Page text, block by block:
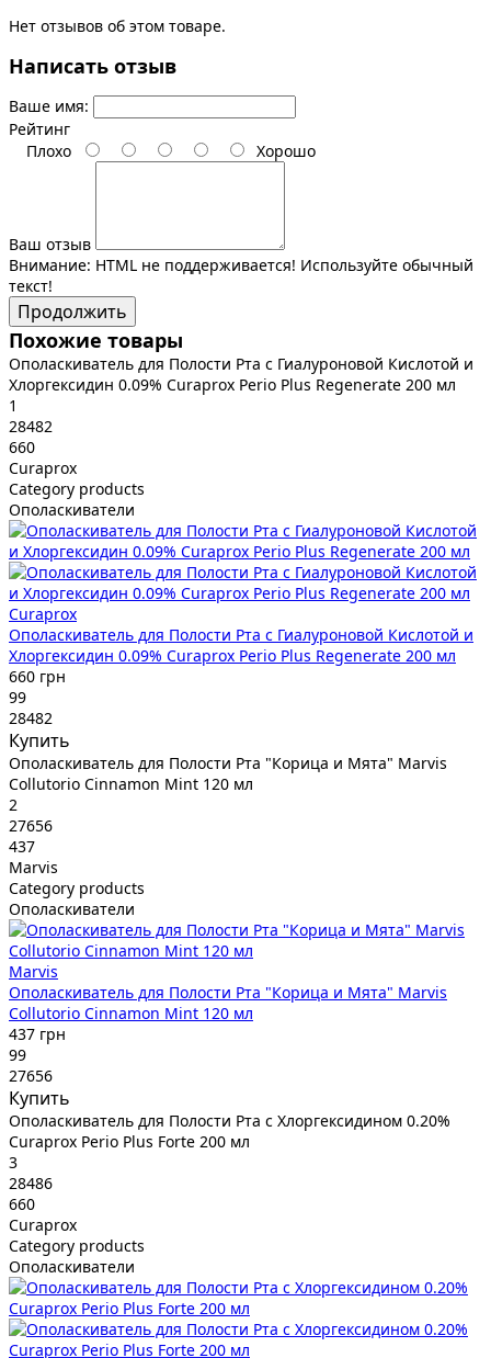
Нет отзывов об этом товаре.
Написать отзыв
Ваше имя:
Рейтинг
Плохо
Хорошо
Ваш отзыв
Внимание: HTML не поддерживается! Используйте обычный
текст!
Продолжить
Похожие товары
Ополаскиватель для Полости Рта с Гиалуроновой Кислотой и
Хлоргексидин 0.09% Curaprox Perio Plus Regenerate 200 мл
1
28482
660
Curaprox
Category products
Ополаскиватели
Curaprox
Ополаскиватель для Полости Рта с Гиалуроновой Кислотой и
Хлоргексидин 0.09% Curaprox Perio Plus Regenerate 200 мл
660 грн
99
28482
Купить
Ополаскиватель для Полости Рта "Корица и Мята" Marvis
Collutorio Cinnamon Mint 120 мл
2
27656
437
Marvis
Category products
Ополаскиватели
Marvis
Ополаскиватель для Полости Рта "Корица и Мята" Marvis
Collutorio Cinnamon Mint 120 мл
437 грн
99
27656
Купить
Ополаскиватель для Полости Рта с Хлоргексидином 0.20%
Curaprox Perio Plus Forte 200 мл
3
28486
660
Curaprox
Category products
Ополаскиватели